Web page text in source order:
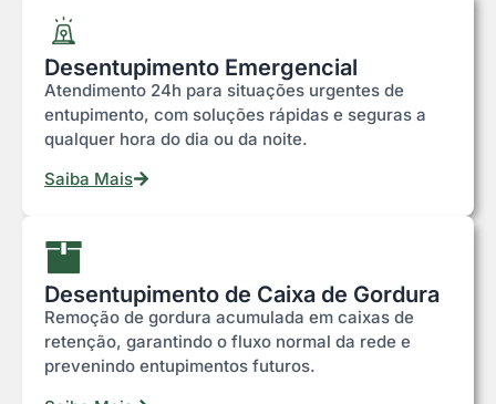
Desentupimento Emergencial
Atendimento 24h para situações urgentes de
entupimento, com soluções rápidas e seguras a
qualquer hora do dia ou da noite.
Saiba Mais
Desentupimento de Caixa de Gordura
Remoção de gordura acumulada em caixas de
retenção, garantindo o fluxo normal da rede e
prevenindo entupimentos futuros.